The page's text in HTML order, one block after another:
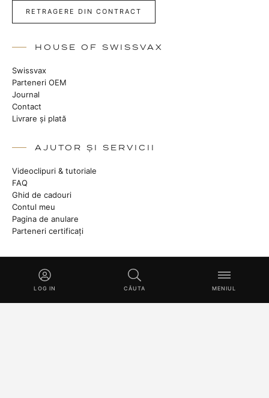
RETRAGERE DIN CONTRACT
HOUSE OF SWISSVAX
Swissvax
Parteneri OEM
Journal
Contact
Livrare și plată
AJUTOR ȘI SERVICII
Videoclipuri & tutoriale
FAQ
Ghid de cadouri
Contul meu
Pagina de anulare
Parteneri certificați
COLECȚII
Îngrijire auto & detailing
LOG IN CĂUTA MENIUL